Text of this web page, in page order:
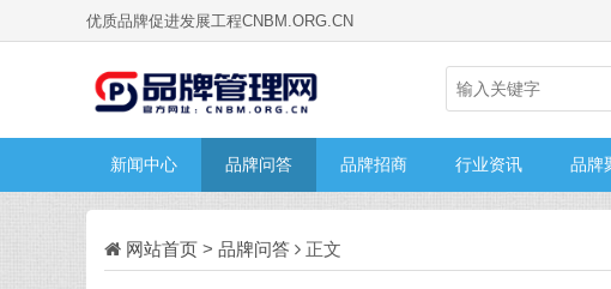
优质品牌促进发展工程CNBM.ORG.CN
新闻中心 品牌问答 品牌招商 行业资讯 品牌
网站首页 > 品牌问答 正文